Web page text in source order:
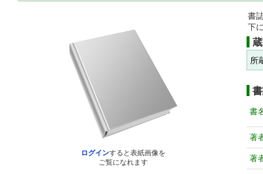
ログインすると表紙画像を
ご覧になれます
書
下
所
書
著
著